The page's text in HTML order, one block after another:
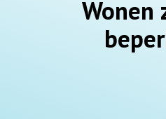
Wonen